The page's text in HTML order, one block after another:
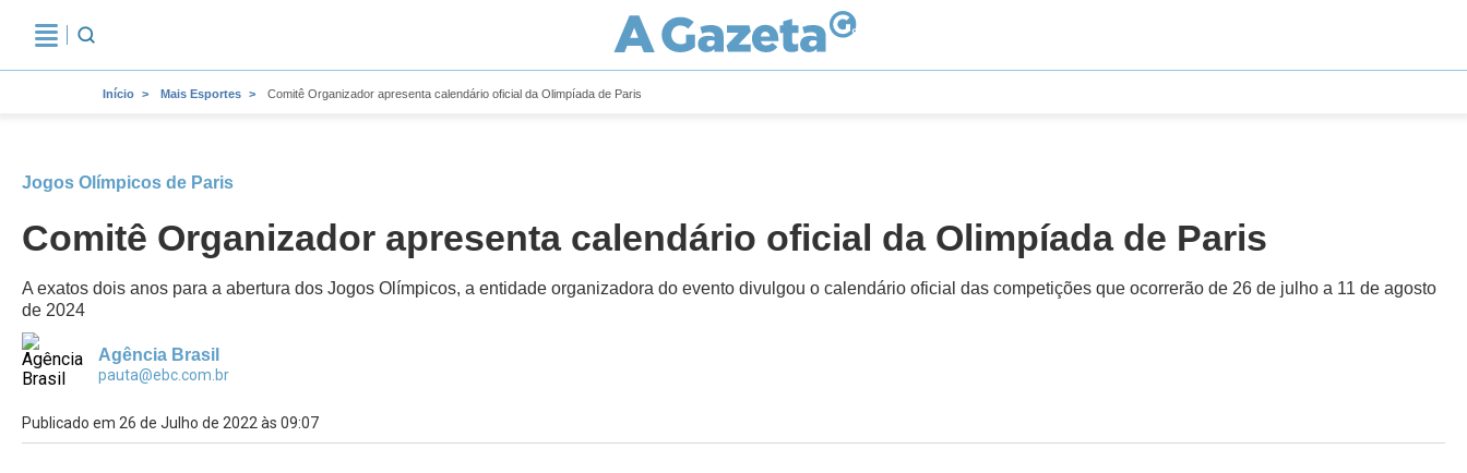
Início Mais Esportes Comitê Organizador apresenta calendário oficial da Olimpíada de Paris
Jogos Olímpicos de Paris
Comitê Organizador apresenta calendário oficial da Olimpíada de Paris
A exatos dois anos para a abertura dos Jogos Olímpicos, a entidade organizadora do evento divulgou o calendário oficial das competições que ocorrerão de 26 de julho a 11 de agosto
de 2024
Agência Brasil
pauta@ebc.com.br
Publicado em 26 de Julho de 2022 às 09:07